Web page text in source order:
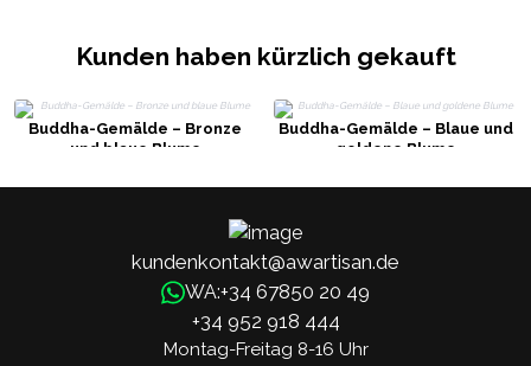
Kunden haben kürzlich gekauft
Buddha-Gemälde – Bronze
und blaue Blume
Buddha-Gemälde – Blaue und
goldene Blume
kundenkontakt@awartisan.de
WA:+34 67850 20 49
+34 952 918 444
Montag-Freitag 8-16 Uhr